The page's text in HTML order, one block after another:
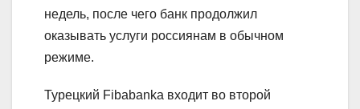
недель, после чего банк продолжил
оказывать услуги россиянам в обычном
режиме.
Турецкий Fibabanka входит во второй